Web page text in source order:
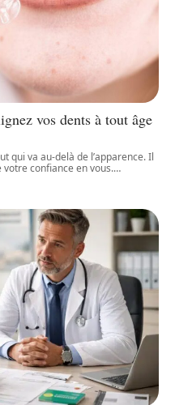
vos dents à tout âge
qui va au-delà de l’apparence. Il
confiance en vous.…